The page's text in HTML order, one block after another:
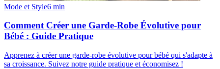
Mode et Style6 min
Comment Créer une Garde-Robe Évolutive pour
Bébé : Guide Pratique
Apprenez à créer une garde-robe évolutive pour bébé qui s'adapte à
sa croissance. Suivez notre guide pratique et économisez !